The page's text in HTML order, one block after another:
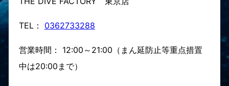
TEL： 0362733288
営業時間： 12:00～21:00（まん延防止等重点措置
中は20:00まで）